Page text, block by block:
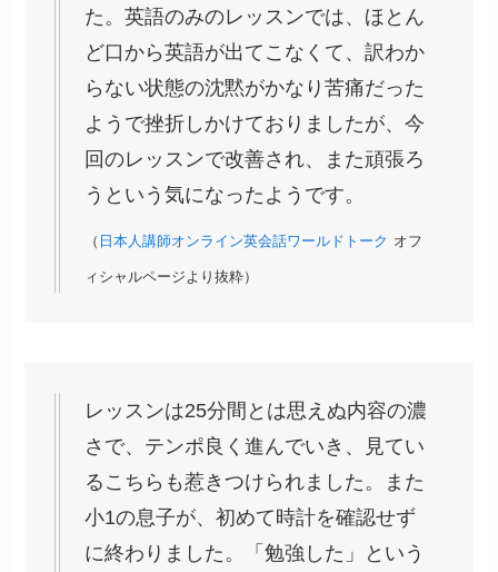
た。英語のみのレッスンでは、ほとん
ど口から英語が出てこなくて、訳わか
らない状態の沈黙がかなり苦痛だった
ようで挫折しかけておりましたが、今
回のレッスンで改善され、また頑張ろ
うという気になったようです。
（ 日本人講師オンライン英会話ワールドトーク オフ
ィシャルページより抜粋）
レッスンは25分間とは思えぬ内容の濃
さで、テンポ良く進んでいき、見てい
るこちらも惹きつけられました。また
小1の息子が、初めて時計を確認せず
に終わりました。「勉強した」という